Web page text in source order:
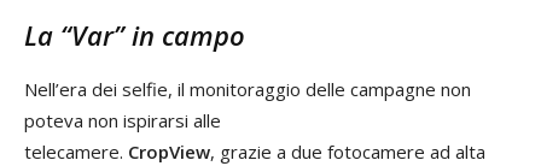
La “Var” in campo
Nell’era dei selfie, il monitoraggio delle campagne non
poteva non ispirarsi alle
telecamere. CropView, grazie a due fotocamere ad alta